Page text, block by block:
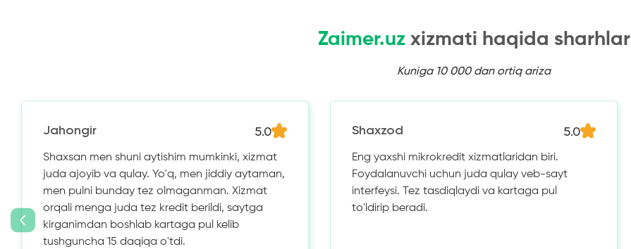
Zaimer.uzxizmati haqida sharhlar
Kuniga 10 000 dan ortiq ariza
Jahongir 5.0
Shaxsan men shuni aytishim mumkinki, xizmat
juda ajoyib va ​​qulay. Yo'q, men jiddiy aytaman,
men pulni bunday tez olmaganman. Xizmat
orqali menga juda tez kredit berildi, saytga
kirganimdan boshlab kartaga pul kelib
tushguncha 15 daqiqa o'tdi.
Shaxzod 5.0
Eng yaxshi mikrokredit xizmatlaridan biri.
Foydalanuvchi uchun juda qulay veb-sayt
interfeysi. Tez tasdiqlaydi va kartaga pul
to'ldirip beradi.